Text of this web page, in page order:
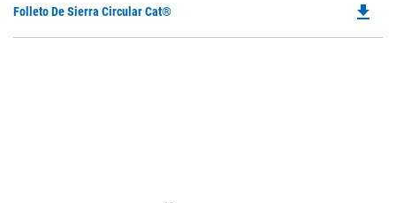
Folleto De Sierra Circular Cat® file_download